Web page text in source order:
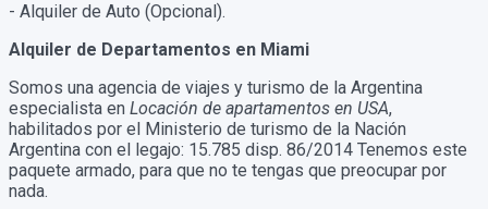
- Alquiler de Auto (Opcional).
Alquiler de Departamentos en Miami
Somos una agencia de viajes y turismo de la Argentina
especialista en Locación de apartamentos en USA,
habilitados por el Ministerio de turismo de la Nación
Argentina con el legajo: 15.785 disp. 86/2014 Tenemos este
paquete armado, para que no te tengas que preocupar por
nada.